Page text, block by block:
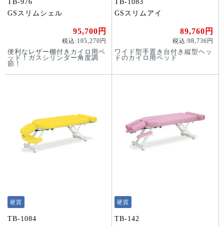
TB-976
GSスリムシェル
95,700円
税込:105,270円
便利なレザー棚付きカイロ用ベ
ッド！ガスシリンダー角度調
節！
TB-1083
GSスリムアイ
89,760円
税込:98,736円
ワイド型手置き台付き縦型ヘッ
ドのカイロ用ベッド
硬質
TB-1084
硬質
TB-142